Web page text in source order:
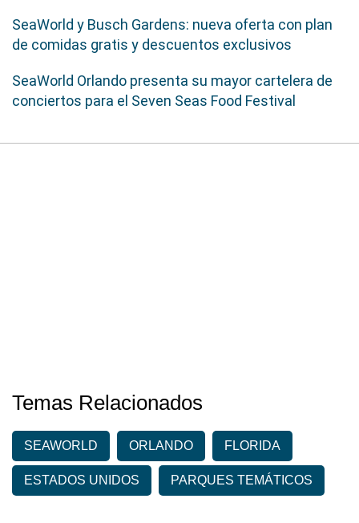
SeaWorld y Busch Gardens: nueva oferta con plan
de comidas gratis y descuentos exclusivos
SeaWorld Orlando presenta su mayor cartelera de
conciertos para el Seven Seas Food Festival
Temas Relacionados
SEAWORLD ORLANDO FLORIDA
ESTADOS UNIDOS PARQUES TEMÁTICOS